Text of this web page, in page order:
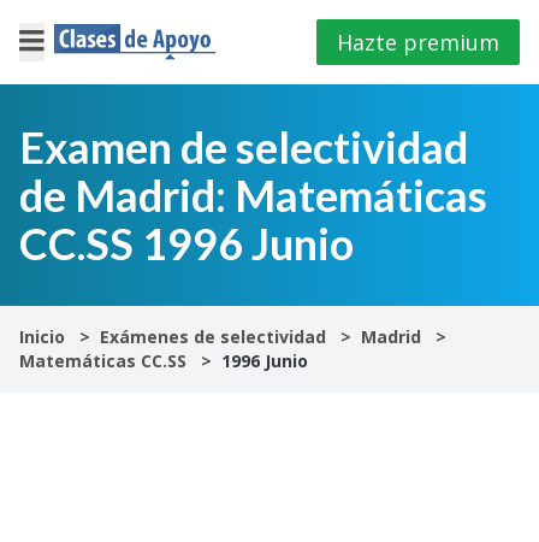
×
Iniciar
sesión
E.S.O
Hazte premium
Examen de selectividad
de Madrid: Matemáticas
CC.SS 1996 Junio
Inicio Exámenes de selectividad
Madrid
Matemáticas CC.SS
1996 Junio